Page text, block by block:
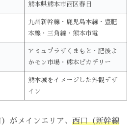
熊本県熊本市西区春日
九州新幹線・鹿児島本線・豊肥
本線・三角線・熊本市電
アミュプラザくまもと・肥後よ
かモン市場・熊本ピカデリー
熊本城をイメージした外観デザ
イン
がメインエリア、 西口（新幹線